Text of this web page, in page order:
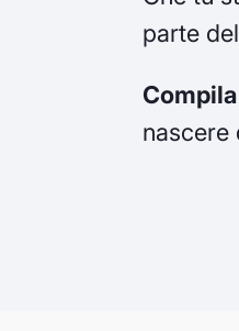
parte
nascere